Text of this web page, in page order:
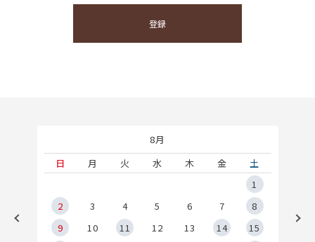
登録
8月
日
月 火 水 木 金
土
1
2
3 4 5 6 7
8
9
10 11 12 13 14
15